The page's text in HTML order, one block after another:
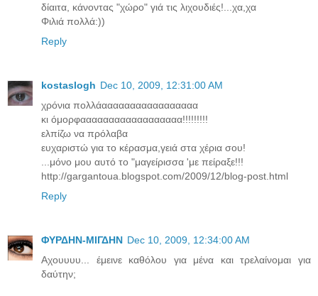
δίαιτα, κάνοντας "χώρο" γιά τις λιχουδιές!...χα,χα
Φιλιά πολλά:))
Reply
kostaslogh Dec 10, 2009, 12:31:00 AM
χρόνια πολλάααααααααααααααααα
κι όμορφαααααααααααααααααα!!!!!!!!!
ελπίζω να πρόλαβα
ευχαριστώ για το κέρασμα,γειά στα χέρια σου!
...μόνο μου αυτό το "μαγείρισσα 'με πείραξε!!!
http://gargantoua.blogspot.com/2009/12/blog-post.html
Reply
ΦΥΡΔΗΝ-ΜΙΓΔΗΝ Dec 10, 2009, 12:34:00 AM
Αχουυυυ... έμεινε καθόλου για μένα και τρελαίνομαι για
δαύτην;